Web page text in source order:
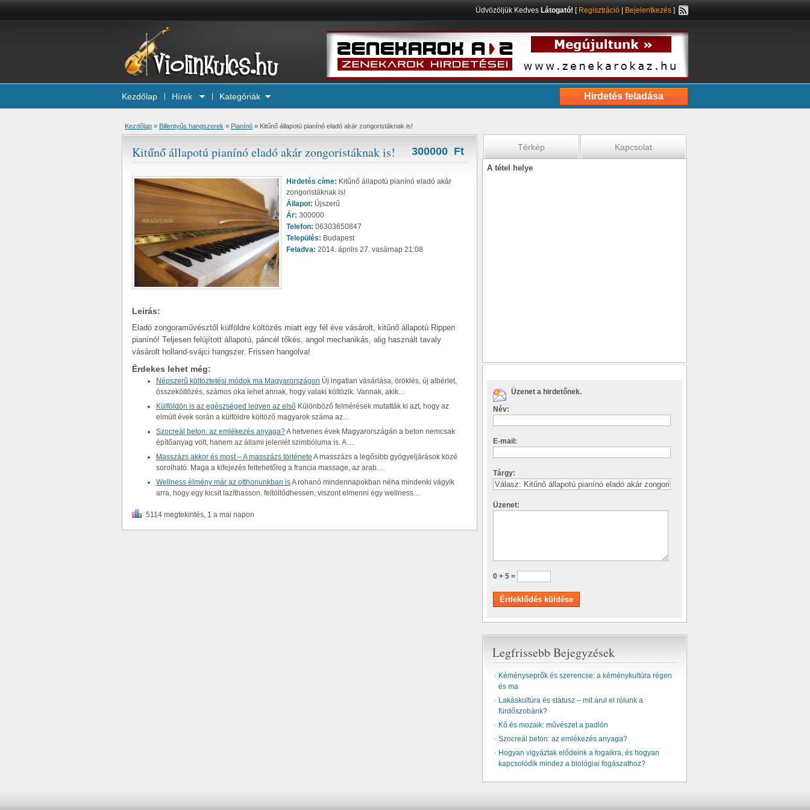
Üdvözöljük Kedves Látogató! [ Regisztráció Bejelentkezés ]
Hirdetés feladása
Kezdőlap Hírek Kategóriák
Kezdőlap » Billentyűs hangszerek » Pianínó » Kitűnő állapotú pianínó eladó akár zongoristáknak is!
300000 Ft
Kitűnő állapotú pianínó eladó akár zongoristáknak is!
Hirdetés címe: Kitűnő állapotú pianínó eladó akár
zongoristáknak is!
Állapot: Újszerű
Ár: 300000
Telefon: 06303650847
Település: Budapest
Feladva: 2014. április 27. vasárnap 21:08
Leirás:
Eladó zongoraművésztől külföldre költözés miatt egy fél éve vásárolt, kitűnő állapotú Rippen
pianínó! Teljesen felújított állapotú, páncél tőkés, angol mechanikás, alig használt tavaly
vásárolt holland-svájci hangszer. Frissen hangolva!
Érdekes lehet még:
Népszerű költöztetési módok ma Magyarországon Új ingatlan vásárlása, öröklés, új albérlet,
összeköltözés, számos oka lehet annak, hogy valaki költözik. Vannak, akik…
Külföldön is az egészséged legyen az első Különböző felmérések mutatták ki azt, hogy az
elmúlt évek során a külföldre költöző magyarok száma az…
Szocreál beton: az emlékezés anyaga?A hetvenes évek Magyarországán a beton nemcsak
építőanyag volt, hanem az állami jelenlét szimbóluma is. A…
Masszázs akkor és most – A masszázs története A masszázs a legősibb gyógyeljárások közé
sorolható. Maga a kifejezés feltehetőleg a francia massage, az arab…
Wellness élmény már az otthonunkban isA rohanó mindennapokban néha mindenki vágyik
arra, hogy egy kicsit lazíthasson, feltöltődhessen, viszont elmenni egy wellness…
5114 megtekintés, 1 a mai napon
Térkép Kapcsolat
A tétel helye
Üzenet a hirdetőnek.
Név:
E-mail:
Tárgy:
Üzenet:
0 + 5 =
Legfrissebb Bejegyzések
Kéményseprők és szerencse: a kéménykultúra régen
és ma
Lakáskultúra és státusz – mit árul el rólunk a
fürdőszobánk?
Kő és mozaik: művészet a padlón
Szocreál beton: az emlékezés anyaga?
Hogyan vigyáztak elődeink a fogaikra, és hogyan
kapcsolódik mindez a biológiai fogászathoz?